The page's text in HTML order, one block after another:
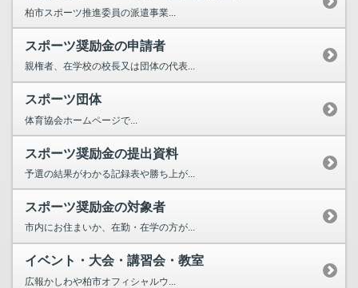
柏市スポーツ推進委員の派遣事業...
スポーツ奨励金の申請者
親権者、在学校の校長又は団体の代表...
スポーツ団体
体育協会ホームページで...
スポーツ奨励金の提出資料
予選の結果がわかる記録表や勝ち上が...
スポーツ奨励金の対象者
市内にお住まいか、在勤・在学の方が...
イベント・大会・講習会・教室
広報かしわや柏市オフィシャルウ...